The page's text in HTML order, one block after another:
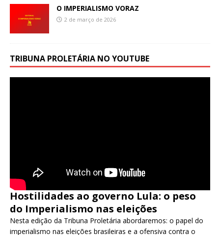
O IMPERIALISMO VORAZ
2 de março de 2026
TRIBUNA PROLETÁRIA NO YOUTUBE
Hostilidades ao governo Lula: o peso
do Imperialismo nas eleições
Nesta edição da Tribuna Proletária abordaremos: o papel do
imperialismo nas eleições brasileiras e a ofensiva contra o